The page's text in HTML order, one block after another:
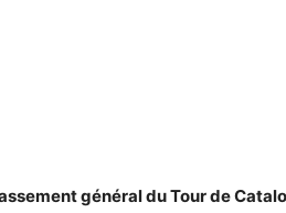
général du Tour de